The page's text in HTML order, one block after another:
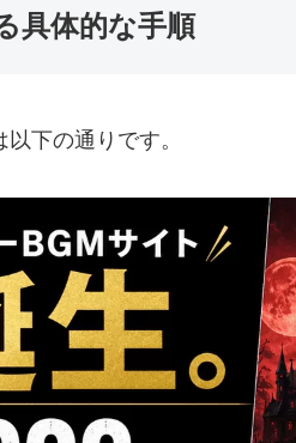
具体的な手順
下の通りです。